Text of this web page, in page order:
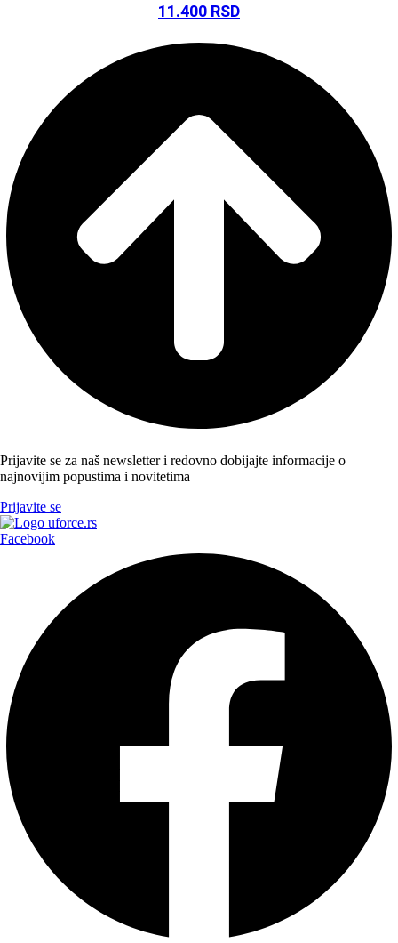
11.400 RSD
Prijavite se za naš newsletter i redovno dobijajte informacije o
najnovijim popustima i novitetima
Prijavite se
Facebook